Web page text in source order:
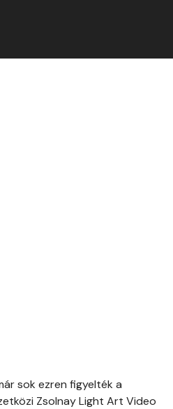
sok ezren figyelték a
Zsolnay Light Art Video